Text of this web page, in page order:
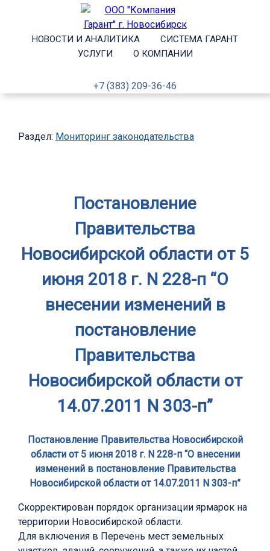
НОВОСТИ И АНАЛИТИКА
СИСТЕМА ГАРАНТ
УСЛУГИ
О КОМПАНИИ
+7 (383) 209-36-46
Раздел: Мониторинг законодательства
Постановление
Правительства
Новосибирской области от 5
июня 2018 г. N 228-п “О
внесении изменений в
постановление
Правительства
Новосибирской области от
14.07.2011 N 303-п”
Постановление Правительства Новосибирской
области от 5 июня 2018 г. N 228-п “О внесении
изменений в постановление Правительства
Новосибирской области от 14.07.2011 N 303-п”
Скорректирован порядок организации ярмарок на
территории Новосибирской области.
Для включения в Перечень мест земельных